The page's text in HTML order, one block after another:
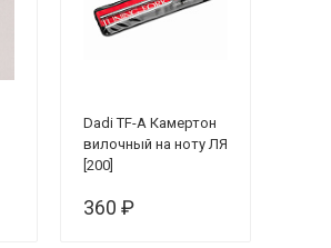
Dadi TF-A Камертон
вилочный на ноту ЛЯ
[200]
360 ₽